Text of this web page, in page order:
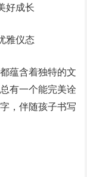
好成长
雅仪态
蕴含着独特的文
有一个能完美诠
，伴随孩子书写